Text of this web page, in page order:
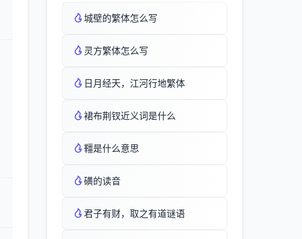
城壁的繁体怎么写
灵方繁体怎么写
日月经天，江河行地繁体
裙布荆钗近义词是什么
韁是什么意思
磺的读音
君子有财，取之有道谜语